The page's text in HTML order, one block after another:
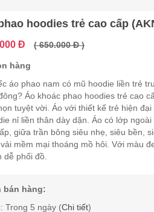
hoodies trẻ cao cấp
Đ ( 650.000 Đ )
hàng
áo phao nam có mũ hoodie liền trẻ
Áo khoác phao hoodies trẻ cao
tuyệt vời. Áo với thiết kế trẻ hiện
nỉ liền thân dày dặn. Áo có lớp ngoài
giữa trần bông siêu nhẹ, siêu bền,
mềm mại thoáng mồ hôi. Với màu
dễ phối đồ.
bán hàng:
Trong 5 ngày (Chi tiết)